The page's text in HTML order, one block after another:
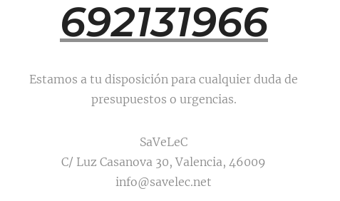
692131966
Estamos a tu disposición para cualquier duda de
presupuestos o urgencias.
SaVeLeC
C/ Luz Casanova 30, Valencia, 46009
info@savelec.net